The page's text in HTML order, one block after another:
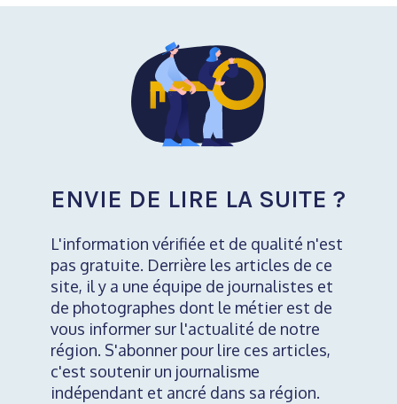
ENVIE DE LIRE LA SUITE ?
L'information vérifiée et de qualité n'est
pas gratuite. Derrière les articles de ce
site, il y a une équipe de journalistes et
de photographes dont le métier est de
vous informer sur l'actualité de notre
région. S'abonner pour lire ces articles,
c'est soutenir un journalisme
indépendant et ancré dans sa région.